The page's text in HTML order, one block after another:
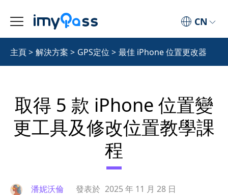
CN
主頁> 解決方案 > GPS定位 > 最佳 iPhone 位置更改器
取得 5 款 iPhone 位置變
更工具及修改位置教學課
程
潘妮沃倫 發表於 2025 年 11 月 28 日